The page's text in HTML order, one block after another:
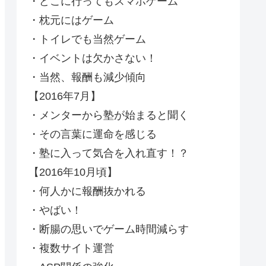
・枕元にはゲーム
・トイレでも当然ゲーム
・イベントは欠かさない！
・当然、報酬も減少傾向
【2016年7月】
・メンターから塾が始まると聞く
・その言葉に運命を感じる
・塾に入って気合を入れ直す！？
【2016年10月頃】
・何人かに報酬抜かれる
・やばい！
・断腸の思いでゲーム時間減らす
・複数サイト運営